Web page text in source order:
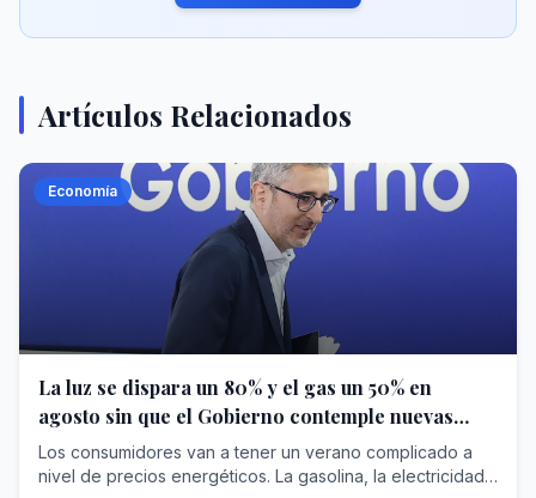
Artículos Relacionados
Economía
La luz se dispara un 80% y el gas un 50% en
agosto sin que el Gobierno contemple nuevas
ayudas
Los consumidores van a tener un verano complicado a
nivel de precios energéticos. La gasolina, la electricidad